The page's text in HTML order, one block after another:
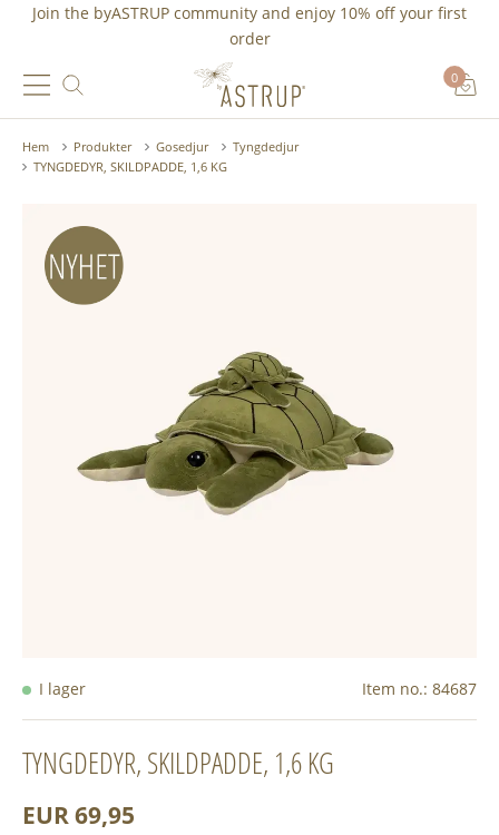
Join the byASTRUP community and enjoy 10% off your first
order
0
Hem Produkter Gosedjur
Tyngdedjur
TYNGDEDYR, SKILDPADDE, 1,6 KG
I lager Item no.: 84687
TYNGDEDYR, SKILDPADDE, 1,6 KG
EUR 69,95